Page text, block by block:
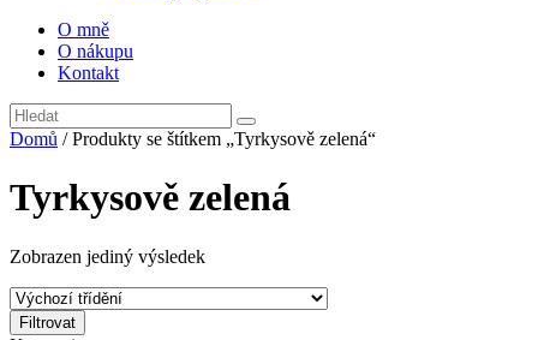
O mně
O nákupu
Kontakt
Domů / Produkty se štítkem „Tyrkysově zelená“
Tyrkysově zelená
Zobrazen jediný výsledek
Filtrovat